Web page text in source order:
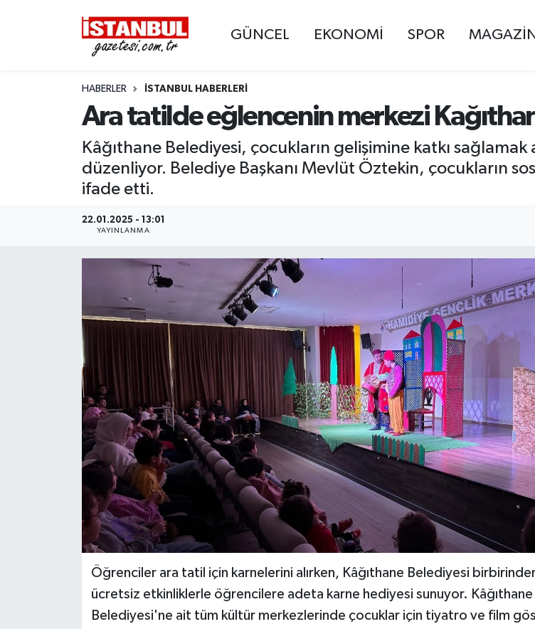
GÜNCEL EKONOMİ SPOR MAGAZİN
HABERLER İSTANBUL HABERLERI
Ara tatilde eğlencenin merkezi
Kâğıthane Belediyesi, çocukların gelişimine katkı
düzenliyor. Belediye Başkanı Mevlüt Öztekin, çocukların
ifade etti.
22.01.2025 - 13:01
YAYINLANMA
Öğrenciler ara tatil için karnelerini alırken, Kâğıthane Belediyesi
ücretsiz etkinliklerle öğrencilere adeta karne hediyesi sunuyor. Kâğıthane
Belediyesi'ne ait tüm kültür merkezlerinde çocuklar için tiyatro ve film
EKONOMİ
İSTANBUL
BİLİM VE TEKNOLOJİ
OTOMOBİL
KURUMSAL
Nöbetçi Eczaneler
Hava Durumu
Trafik Durumu
Süper Lig Puan Durumu ve Fikstür
Son Dakika Haberleri